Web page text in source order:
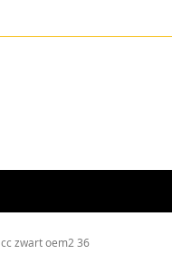
cc zwart oem2 36